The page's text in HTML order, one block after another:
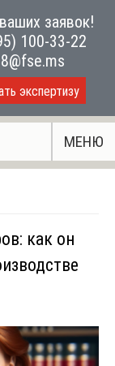
заявок!
100-33-22
экспертизу
МЕНЮ
как он